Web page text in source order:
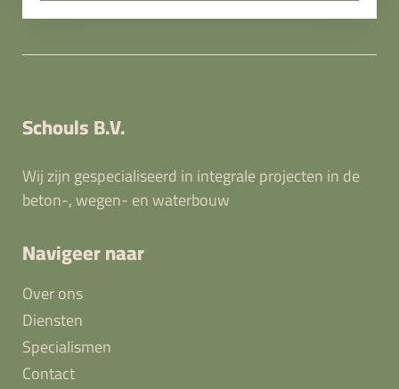
Schouls B.V.
Wij zijn gespecialiseerd in integrale projecten in de
beton-, wegen- en waterbouw
Navigeer naar
Over ons
Diensten
Specialismen
Contact